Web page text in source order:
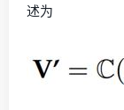
述为